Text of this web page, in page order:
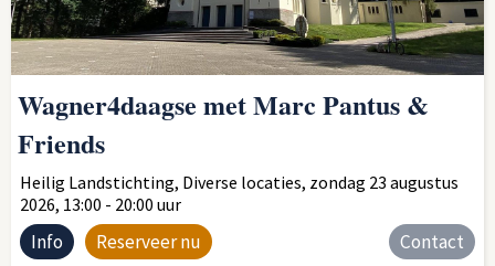
Wagner4daagse met Marc Pantus &
Friends
Heilig Landstichting, Diverse locaties, zondag 23 augustus
2026, 13:00 - 20:00 uur
Info Reserveer nu Contact